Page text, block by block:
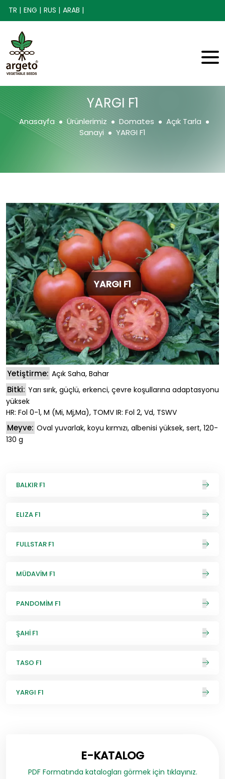
TR | ENG | RUS | ARAB |
YARGI F1
Anasayfa Ürünlerimiz Domates
Açık Tarla
Sanayi
YARGI F1
YARGI F1
Yetiştirme: Açık Saha, Bahar
Bitki: Yarı sırık, güçlü, erkenci, çevre koşullarına adaptasyonu
yüksek
HR: Fol 0-1, M (Mi, Mj,Ma), TOMV IR: Fol 2, Vd, TSWV
Meyve: Oval yuvarlak, koyu kırmızı, albenisi yüksek, sert, 120-
130 g
BALKIR F1
ELIZA F1
FULLSTAR F1
MÜDAVİM F1
PANDOMİM F1
ŞAHİ F1
TASO F1
YARGI F1
E-KATALOG
PDF Formatında katalogları görmek için tıklayınız.